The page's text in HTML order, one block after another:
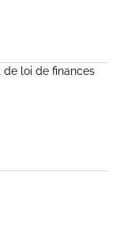
de loi de finances